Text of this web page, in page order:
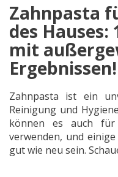
Zahnpasta
des Hauses:
mit
Ergebnissen!
Zahnpasta ist ein
Reinigung und
können es auch für
verwenden, und
gut wie neu sein.